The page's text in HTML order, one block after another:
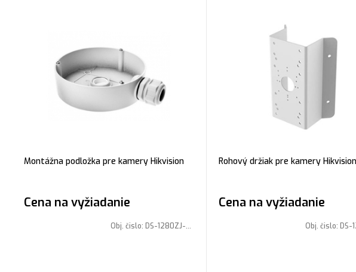
Montážna podložka pre kamery Hikvision
Cena na vyžiadanie
Obj. čislo:DS-1280ZJ-DM45
Rohový držiak pre kamery Hikvision
Cena na vyžiadanie
Obj. čislo:DS-